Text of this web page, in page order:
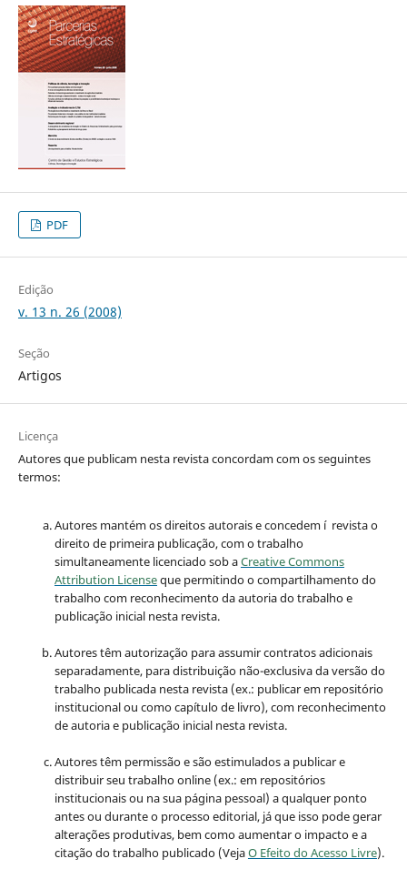
PDF
Edição
v. 13 n. 26 (2008)
Seção
Artigos
Licença
Autores que publicam nesta revista concordam com os seguintes
termos:
Autores mantém os direitos autorais e concedem í revista o
direito de primeira publicação, com o trabalho
simultaneamente licenciado sob aCreative Commons
Attribution Licenseque permitindo o compartilhamento do
trabalho com reconhecimento da autoria do trabalho e
publicação inicial nesta revista.
Autores têm autorização para assumir contratos adicionais
separadamente, para distribuição não-exclusiva da versão do
trabalho publicada nesta revista (ex.: publicar em repositório
institucional ou como capítulo de livro), com reconhecimento
de autoria e publicação inicial nesta revista.
Autores têm permissão e são estimulados a publicar e
distribuir seu trabalho online (ex.: em repositórios
institucionais ou na sua página pessoal) a qualquer ponto
antes ou durante o processo editorial, já que isso pode gerar
alterações produtivas, bem como aumentar o impacto e a
citação do trabalho publicado (VejaO Efeito do Acesso Livre).